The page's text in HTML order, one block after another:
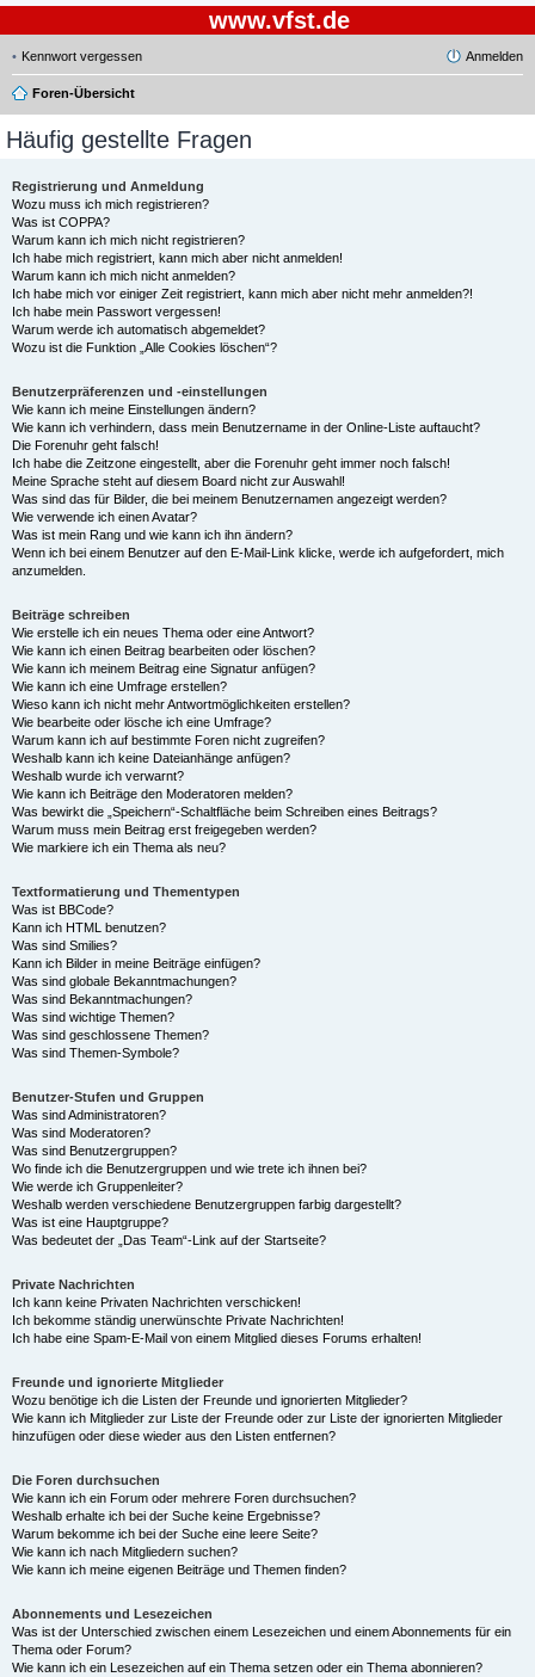
www.vfst.de
Kennwort vergessen Anmelden
Foren-Übersicht
Häufig gestellte Fragen
Registrierung und Anmeldung
Wozu muss ich mich registrieren?
Was ist COPPA?
Warum kann ich mich nicht registrieren?
Ich habe mich registriert, kann mich aber nicht anmelden!
Warum kann ich mich nicht anmelden?
Ich habe mich vor einiger Zeit registriert, kann mich aber nicht mehr anmelden?!
Ich habe mein Passwort vergessen!
Warum werde ich automatisch abgemeldet?
Wozu ist die Funktion „Alle Cookies löschen“?
Benutzerpräferenzen und -einstellungen
Wie kann ich meine Einstellungen ändern?
Wie kann ich verhindern, dass mein Benutzername in der Online-Liste auftaucht?
Die Forenuhr geht falsch!
Ich habe die Zeitzone eingestellt, aber die Forenuhr geht immer noch falsch!
Meine Sprache steht auf diesem Board nicht zur Auswahl!
Was sind das für Bilder, die bei meinem Benutzernamen angezeigt werden?
Wie verwende ich einen Avatar?
Was ist mein Rang und wie kann ich ihn ändern?
Wenn ich bei einem Benutzer auf den E-Mail-Link klicke, werde ich aufgefordert, mich
anzumelden.
Beiträge schreiben
Wie erstelle ich ein neues Thema oder eine Antwort?
Wie kann ich einen Beitrag bearbeiten oder löschen?
Wie kann ich meinem Beitrag eine Signatur anfügen?
Wie kann ich eine Umfrage erstellen?
Wieso kann ich nicht mehr Antwortmöglichkeiten erstellen?
Wie bearbeite oder lösche ich eine Umfrage?
Warum kann ich auf bestimmte Foren nicht zugreifen?
Weshalb kann ich keine Dateianhänge anfügen?
Weshalb wurde ich verwarnt?
Wie kann ich Beiträge den Moderatoren melden?
Was bewirkt die „Speichern“-Schaltfläche beim Schreiben eines Beitrags?
Warum muss mein Beitrag erst freigegeben werden?
Wie markiere ich ein Thema als neu?
Textformatierung und Thementypen
Was ist BBCode?
Kann ich HTML benutzen?
Was sind Smilies?
Kann ich Bilder in meine Beiträge einfügen?
Was sind globale Bekanntmachungen?
Was sind Bekanntmachungen?
Was sind wichtige Themen?
Was sind geschlossene Themen?
Was sind Themen-Symbole?
Benutzer-Stufen und Gruppen
Was sind Administratoren?
Was sind Moderatoren?
Was sind Benutzergruppen?
Wo finde ich die Benutzergruppen und wie trete ich ihnen bei?
Wie werde ich Gruppenleiter?
Weshalb werden verschiedene Benutzergruppen farbig dargestellt?
Was ist eine Hauptgruppe?
Was bedeutet der „Das Team“-Link auf der Startseite?
Private Nachrichten
Ich kann keine Privaten Nachrichten verschicken!
Ich bekomme ständig unerwünschte Private Nachrichten!
Ich habe eine Spam-E-Mail von einem Mitglied dieses Forums erhalten!
Freunde und ignorierte Mitglieder
Wozu benötige ich die Listen der Freunde und ignorierten Mitglieder?
Wie kann ich Mitglieder zur Liste der Freunde oder zur Liste der ignorierten Mitglieder
hinzufügen oder diese wieder aus den Listen entfernen?
Die Foren durchsuchen
Wie kann ich ein Forum oder mehrere Foren durchsuchen?
Weshalb erhalte ich bei der Suche keine Ergebnisse?
Warum bekomme ich bei der Suche eine leere Seite?
Wie kann ich nach Mitgliedern suchen?
Wie kann ich meine eigenen Beiträge und Themen finden?
Abonnements und Lesezeichen
Was ist der Unterschied zwischen einem Lesezeichen und einem Abonnements für ein
Thema oder Forum?
Wie kann ich ein Lesezeichen auf ein Thema setzen oder ein Thema abonnieren?